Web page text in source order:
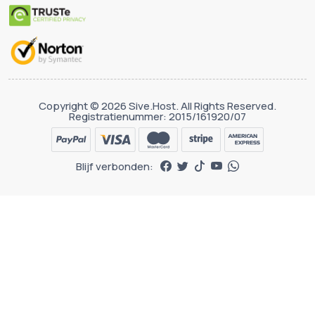
Copyright © 2026 Sive.Host. All Rights Reserved.
Registratienummer: 2015/161920/07
Blijf verbonden: